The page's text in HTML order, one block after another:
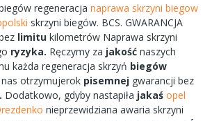
regeneracja naprawa skrzyni biegow
skrzyni biegów. BCS. GWARANCJA
limitu kilometrów Naprawa skrzyni
ryzyka. Ręczymy za jakość naszych
każda regeneracja skrzyń biegów
otrzymujerok pisemnej gwarancji bez
Dodatkowo, gdyby nastapiła jakaś opel
nieprzewidziana awaria skrzyni